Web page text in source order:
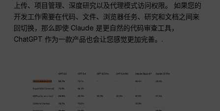
上传、项目管理、深度研究以及代理模式访问权限。 如果您的
开发工作需要在代码、文件、浏览器任务、研究和文档之间来
回切换，那么即使 Claude 是更自然的代码审查工具，
ChatGPT 作为一款产品也会让您感觉更加完善。.